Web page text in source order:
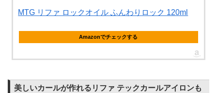
MTG リファ ロックオイル ふんわりロック 120ml
Amazonでチェックする
美しいカールが作れるリファ テックカールアイロンも